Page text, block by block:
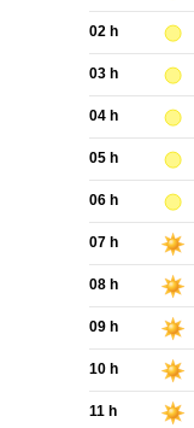
02 h
03 h
04 h
05 h
06 h
07 h
08 h
09 h
10 h
11 h